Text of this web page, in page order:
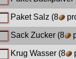
Paket Salz(8
Sack Zucker(8
Krug Wasser(8